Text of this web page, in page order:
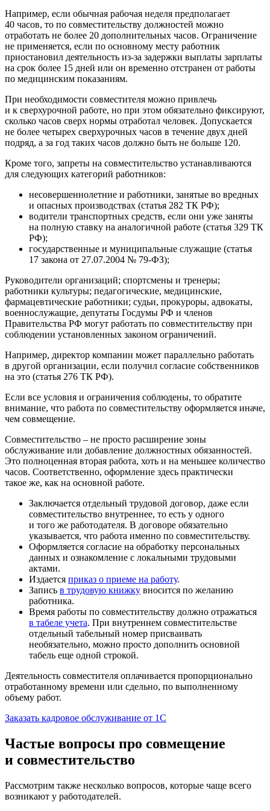
Например, если обычная рабочая неделя предполагает
40 часов, то по совместительству должностей можно
отработать не более 20 дополнительных часов. Ограничение
не применяется, если по основному месту работник
приостановил деятельность из-за задержки выплаты зарплаты
на срок более 15 дней или он временно отстранен от работы
по медицинским показаниям.
При необходимости совместителя можно привлечь
и к сверхурочной работе, но при этом обязательно фиксируют,
сколько часов сверх нормы отработал человек. Допускается
не более четырех сверхурочных часов в течение двух дней
подряд, а за год таких часов должно быть не больше 120.
Кроме того, запреты на совместительство устанавливаются
для следующих категорий работников:
несовершеннолетние и работники, занятые во вредных
и опасных производствах (статья 282 ТК РФ);
водители транспортных средств, если они уже заняты
на полную ставку на аналогичной работе (статья 329 ТК
РФ);
государственные и муниципальные служащие (статья
17 закона от 27.07.2004 № 79-ФЗ);
Руководители организаций; спортсмены и тренеры;
работники культуры; педагогические, медицинские,
фармацевтические работники; судьи, прокуроры, адвокаты,
военнослужащие, депутаты Госдумы РФ и членов
Правительства РФ могут работать по совместительству при
соблюдении установленных законом ограничений.
Например, директор компании может параллельно работать
в другой организации, если получил согласие собственников
на это (статья 276 ТК РФ).
Если все условия и ограничения соблюдены, то обратите
внимание, что работа по совместительству оформляется иначе,
чем совмещение.
Совместительство – не просто расширение зоны
обслуживание или добавление должностных обязанностей.
Это полноценная вторая работа, хоть и на меньшее количество
часов. Соответственно, оформление здесь практически
такое же, как на основной работе.
Заключается отдельный трудовой договор, даже если
совместительство внутреннее, то есть у одного
и того же работодателя. В договоре обязательно
указывается, что работа именно по совместительству.
Оформляется согласие на обработку персональных
данных и ознакомление с локальными трудовыми
актами.
Издается приказ о приеме на работу.
Запись в трудовую книжку вносится по желанию
работника.
Время работы по совместительству должно отражаться
в табеле учета. При внутреннем совместительстве
отдельный табельный номер присваивать
необязательно, можно просто дополнить основной
табель еще одной строкой.
Деятельность совместителя оплачивается пропорционально
отработанному времени или сдельно, по выполненному
объему работ.
Заказать кадровое обслуживание от 1С
Частые вопросы про совмещение
и совместительство
Рассмотрим также несколько вопросов, которые чаще всего
возникают у работодателей.